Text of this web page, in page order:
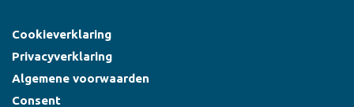
Cookieverklaring
Privacyverklaring
Algemene voorwaarden
Consent